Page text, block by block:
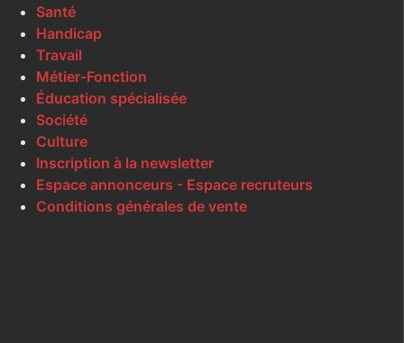
Santé
Handicap
Travail
Métier-Fonction
Éducation spécialisée
Société
Culture
Inscription à la newsletter
Espace annonceurs - Espace recruteurs
Conditions générales de vente